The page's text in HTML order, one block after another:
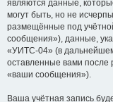
являются данные,
могут быть, но не
размещённые под
сообщения»), данные,
«УИТС-04» (в
оставленные вами после
«ваши сообщения»).
Ваша учётная запись